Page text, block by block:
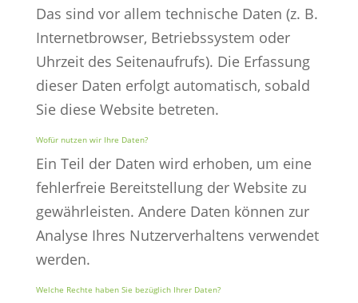
Das sind vor allem technische Daten (z. B.
Internetbrowser, Betriebssystem oder
Uhrzeit des Seitenaufrufs). Die Erfassung
dieser Daten erfolgt automatisch, sobald
Sie diese Website betreten.
Wofür nutzen wir Ihre Daten?
Ein Teil der Daten wird erhoben, um eine
fehlerfreie Bereitstellung der Website zu
gewährleisten. Andere Daten können zur
Analyse Ihres Nutzerverhaltens verwendet
werden.
Welche Rechte haben Sie bezüglich Ihrer Daten?